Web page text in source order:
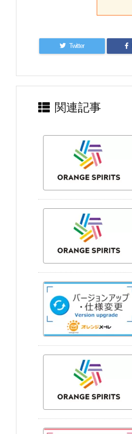
Twitter
関連記事